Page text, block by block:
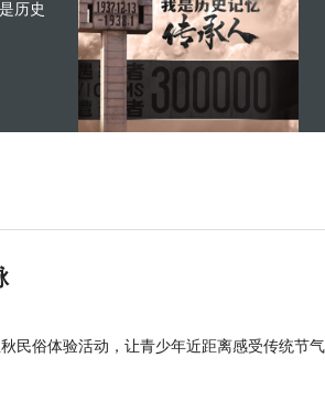
历史
民俗体验活动，让青少年近距离感受传统节